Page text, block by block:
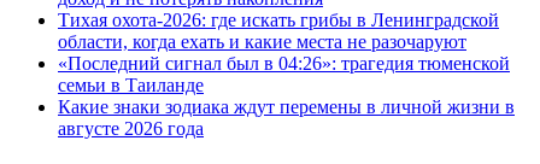
Тихая охота-2026: где искать грибы в Ленинградской
области, когда ехать и какие места не разочаруют
«Последний сигнал был в 04:26»: трагедия тюменской
семьи в Таиланде
Какие знаки зодиака ждут перемены в личной жизни в
августе 2026 года